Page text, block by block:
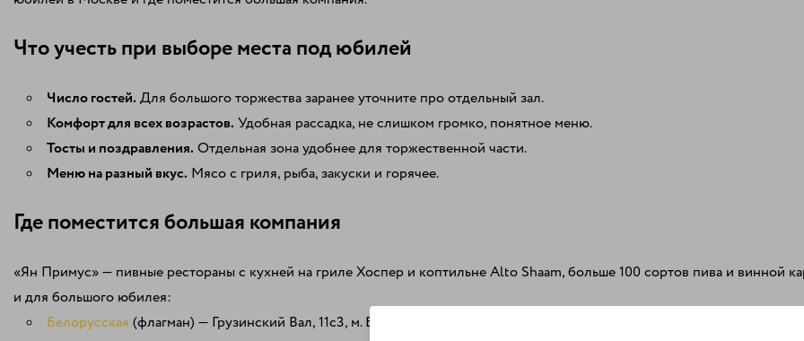
Что учесть при выборе места под юбилей
Число гостей. Для большого торжества заранее уточните про отдельный зал.
Комфорт для всех возрастов. Удобная рассадка, не слишком громко, понятное меню.
Тосты и поздравления. Отдельная зона удобнее для торжественной части.
Меню на разный вкус. Мясо с гриля, рыба, закуски и горячее.
Где поместится большая компания
«Ян Примус» — пивные рестораны с кухней на гриле Хоспер и коптильне Alto Shaam, больше 100 сортов пива и винной
и для большого юбилея:
Белорусская (флагман) — Грузинский Вал, 11с3, м. Белорусская. Зал до 240 гостей.